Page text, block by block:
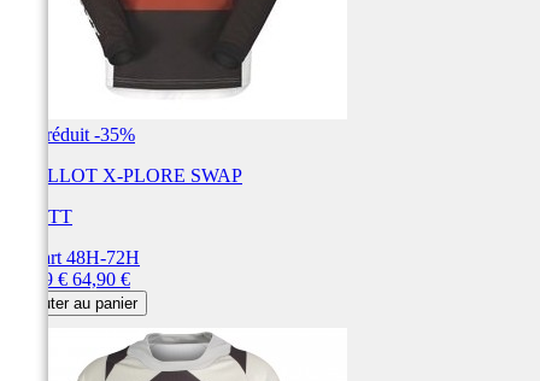
Prix réduit -35%
MAILLOT X-PLORE SWAP
SCOTT
Départ 48H-72H
42,19 € Prix
de
base
64,90 €
Ajouter au panier